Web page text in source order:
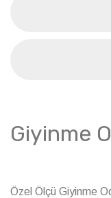
Giyinme
Özel Ölçü Giyinme